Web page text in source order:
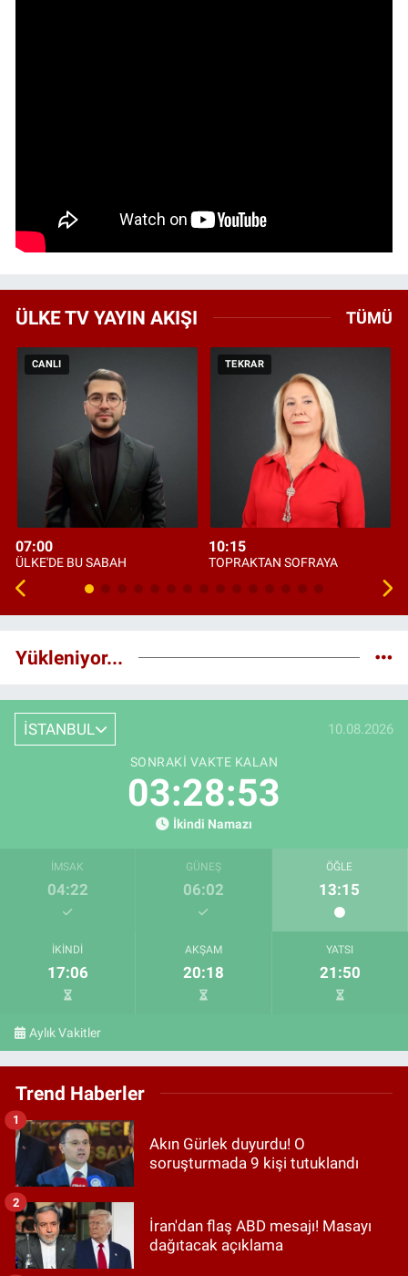
ÜLKE TV YAYIN AKIŞI TÜMÜ
CANLI
07:00
ÜLKE'DE BU SABAH
TEKRAR
10:15
TOPRAKTAN SOFRAYA
Yükleniyor...
İSTANBUL 10.08.2026
SONRAKI VAKTE KALAN
03:28:52
İkindi Namazı
İMSAK
04:22
GÜNEŞ
06:02
ÖĞLE
13:15
İKINDI
17:06
AKŞAM
20:18
YATSI
21:50
Aylık Vakitler
Trend Haberler
Akın Gürlek duyurdu! O
soruşturmada 9 kişi tutuklandı
1
İran'dan flaş ABD mesajı! Masayı
dağıtacak açıklama
2